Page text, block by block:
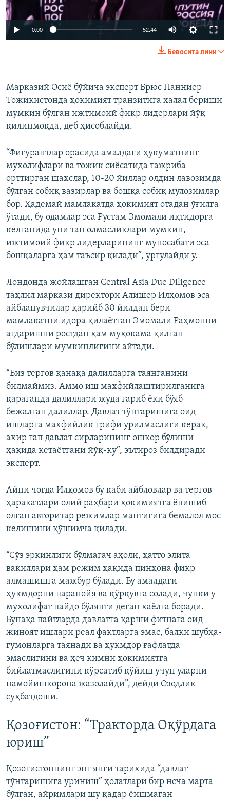
720p 1080p
0:00 52:44 Auto
720p
1080p
Бевосита линк
Марказий Осиё бўйича эксперт Брюс Панниер
Тожикистонда ҳокимият транзитига халал бериши
мумкин бўлган ижтимоий фикр лидерлари йўқ
қилинмоқда, деб ҳисоблайди.
“Фигурантлар орасида амалдаги ҳукуматнинг
мухолифлари ва тожик сиёсатида тажриба
орттирган шахслар, 10-20 йиллар олдин лавозимда
бўлган собиқ вазирлар ва бошқа собиқ мулозимлар
бор. Ҳадемай мамлакатда ҳокимият отадан ўғилга
ўтади, бу одамлар эса Рустам Эмомали иқтидорга
келганида уни тан олмасликлари мумкин,
ижтимоий фикр лидерларининг муносабати эса
бошқаларга ҳам таъсир қилади”, урғулайди у.
Лондонда жойлашган Central Asia Due Diligence
таҳлил маркази директори Алишер Илҳомов эса
айбланувчилар қарийб 30 йилдан бери
мамлакатни идора қилаётган Эмомали Раҳмонни
ағдаришни ростдан ҳам муҳокама қилган
бўлишлари мумкинлигини айтади.
“Биз тергов қанақа далилларга таянганини
билмаймиз. Аммо иш махфийлаштирилганига
қараганда далиллари жуда ғариб ёки бўяб-
бежалган далиллар. Давлат тўнтаришига оид
ишларга махфийлик грифи урилмаслиги керак,
ахир гап давлат сирларининг ошкор бўлиши
ҳақида кетаётгани йўқ-ку”, эътироз билдиради
эксперт.
Айни чоғда Илҳомов бу каби айбловлар ва тергов
ҳаракатлари олий раҳбари ҳокимиятга ёпишиб
олган авторитар режимлар мантиғига бемалол мос
келишини қўшимча қилади.
“Сўз эркинлиги бўлмагач аҳоли, ҳатто элита
вакиллари ҳам режим ҳақида пинҳона фикр
алмашишга мажбур бўлади. Бу амалдаги
ҳукмдорни паранойя ва қўрқувга солади, чунки у
мухолифат пайдо бўляпти деган хаёлга боради.
Бунақа пайтларда давлатга қарши фитнага оид
жиноят ишлари реал фактларга эмас, балки шубҳа-
гумонларга таянади ва ҳукмдор ғафлатда
эмаслигини ва ҳеч кимни ҳокимиятга
бийлатмаслигини кўрсатиб қўйиш учун уларни
намойишкорона жазолайди”, дейди Озодлик
суҳбатдоши.
Қозоғистон: “Тракторда Оқўрдага
юриш”
Қозоғистоннинг энг янги тарихида “давлат
тўнтаришига уриниш” ҳолатлари бир неча марта
бўлган, айримлари шу қадар ёишмаган